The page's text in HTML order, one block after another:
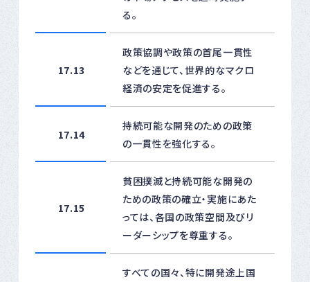
る。
17.13
政策協調や政策の首尾一貫性
などを通じて、世界的なマクロ
経済の安定を促進する。
17.14
持続可能な開発のための政策
の一貫性を強化する。
17.15
貧困撲滅と持続可能な開発の
ための政策の確立・実施にあた
っては、各国の政策空間及びリ
ーダーシップを尊重する。
すべての国々、特に開発途上国